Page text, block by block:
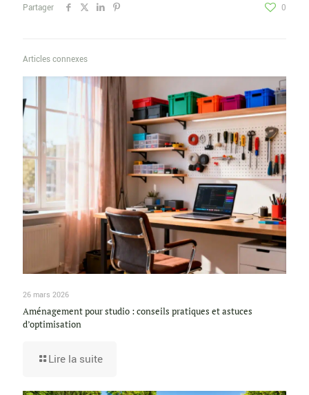
Partager 0
Articles connexes
26 mars 2026
Aménagement pour studio : conseils pratiques et astuces
d’optimisation
Lire la suite